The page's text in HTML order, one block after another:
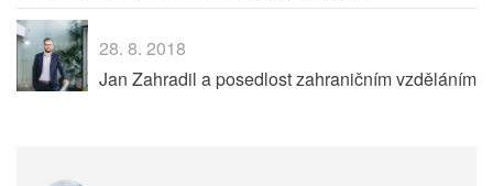
28. 8. 2018
Jan Zahradil a posedlost zahraničním vzděláním